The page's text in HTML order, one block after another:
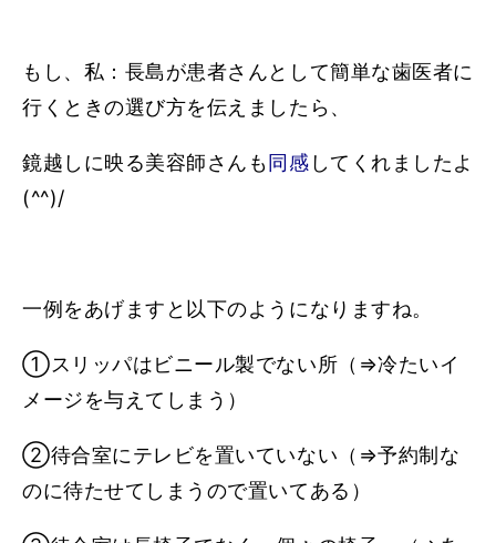
もし、私：長島が患者さんとして簡単な歯医者に
行くときの選び方を伝えましたら、
鏡越しに映る美容師さんも 同感 してくれましたよ
(^^)/
一例をあげますと以下のようになりますね。
①スリッパはビニール製でない所（⇒冷たいイ
メージを与えてしまう）
②待合室にテレビを置いていない（⇒予約制な
のに待たせてしまうので置いてある）